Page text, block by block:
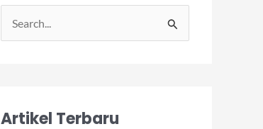
c
Artikel Terbaru